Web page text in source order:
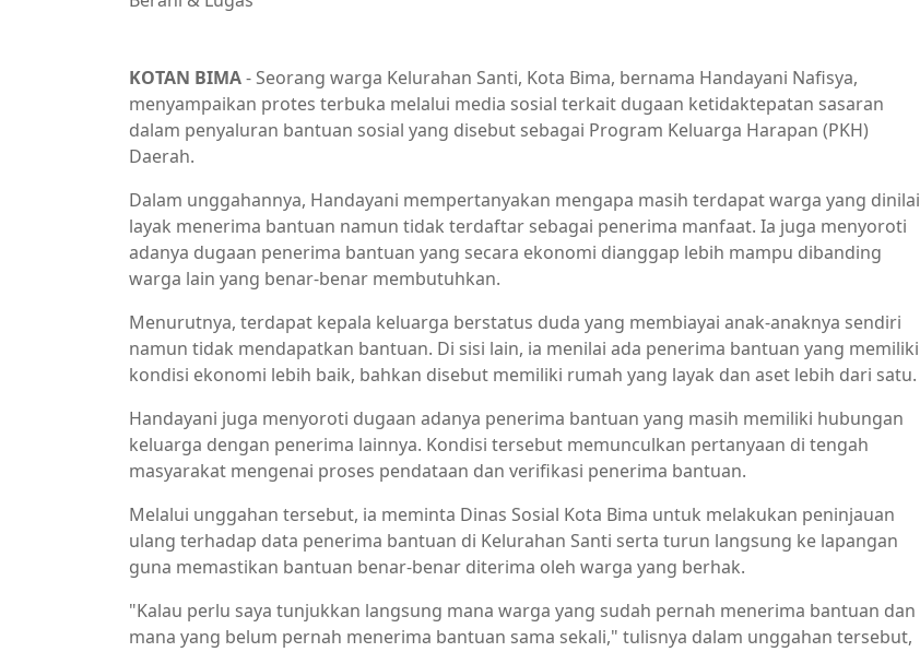
KOTAN BIMA- Seorang warga Kelurahan Santi, Kota Bima, bernama Handayani Nafisya,
menyampaikan protes terbuka melalui media sosial terkait dugaan ketidaktepatan sasaran
dalam penyaluran bantuan sosial yang disebut sebagai Program Keluarga Harapan (PKH)
Daerah.
Dalam unggahannya, Handayani mempertanyakan mengapa masih terdapat warga yang dinilai
layak menerima bantuan namun tidak terdaftar sebagai penerima manfaat. Ia juga menyoroti
adanya dugaan penerima bantuan yang secara ekonomi dianggap lebih mampu dibanding
warga lain yang benar-benar membutuhkan.
Menurutnya, terdapat kepala keluarga berstatus duda yang membiayai anak-anaknya sendiri
namun tidak mendapatkan bantuan. Di sisi lain, ia menilai ada penerima bantuan yang memiliki
kondisi ekonomi lebih baik, bahkan disebut memiliki rumah yang layak dan aset lebih dari satu.
Handayani juga menyoroti dugaan adanya penerima bantuan yang masih memiliki hubungan
keluarga dengan penerima lainnya. Kondisi tersebut memunculkan pertanyaan di tengah
masyarakat mengenai proses pendataan dan verifikasi penerima bantuan.
Melalui unggahan tersebut, ia meminta Dinas Sosial Kota Bima untuk melakukan peninjauan
ulang terhadap data penerima bantuan di Kelurahan Santi serta turun langsung ke lapangan
guna memastikan bantuan benar-benar diterima oleh warga yang berhak.
"Kalau perlu saya tunjukkan langsung mana warga yang sudah pernah menerima bantuan dan
mana yang belum pernah menerima bantuan sama sekali," tulisnya dalam unggahan tersebut,